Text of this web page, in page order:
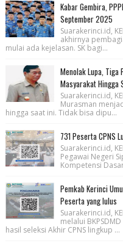
Kabar Gembira,
September 2025
Suarakerinci.id,
akhirnya
mulai ada kejelasan. SK bagi...
Menolak Lupa,
Masyarakat Hingga
Suarakerinci.id,
Murasman
hingga saat ini. Tidak bisa dipu...
731 Peserta CPNS
Suarakerinci.id,
Pegawai Negeri
Kompetensi
Pemkab Kerinci
Peserta yang lulus
Suarakerinci.id,
melalui
hasil seleksi Akhir CPNS lingkup ...